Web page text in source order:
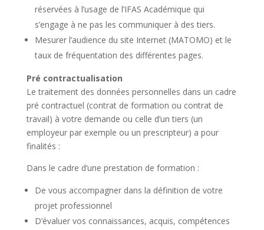
réservées à l’usage de l’IFAS Académique qui
s’engage à ne pas les communiquer à des tiers.
Mesurer l’audience du site Internet (MATOMO) et le
taux de fréquentation des différentes pages.
Pré contractualisation
Le traitement des données personnelles dans un cadre
pré contractuel (contrat de formation ou contrat de
travail) à votre demande ou celle d’un tiers (un
employeur par exemple ou un prescripteur) a pour
finalités :
Dans le cadre d’une prestation de formation :
De vous accompagner dans la définition de votre
projet professionnel
D’évaluer vos connaissances, acquis, compétences